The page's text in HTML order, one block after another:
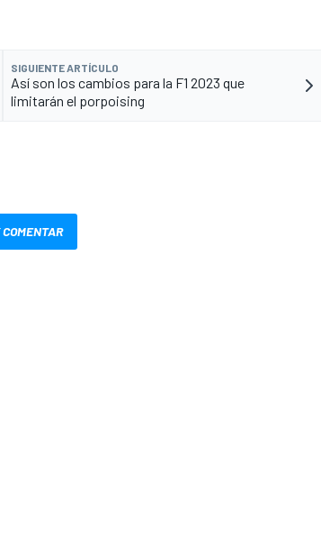
SIGUIENTE ARTÍCULO
Así son los cambios para la F1 2023 que
limitarán el porpoising